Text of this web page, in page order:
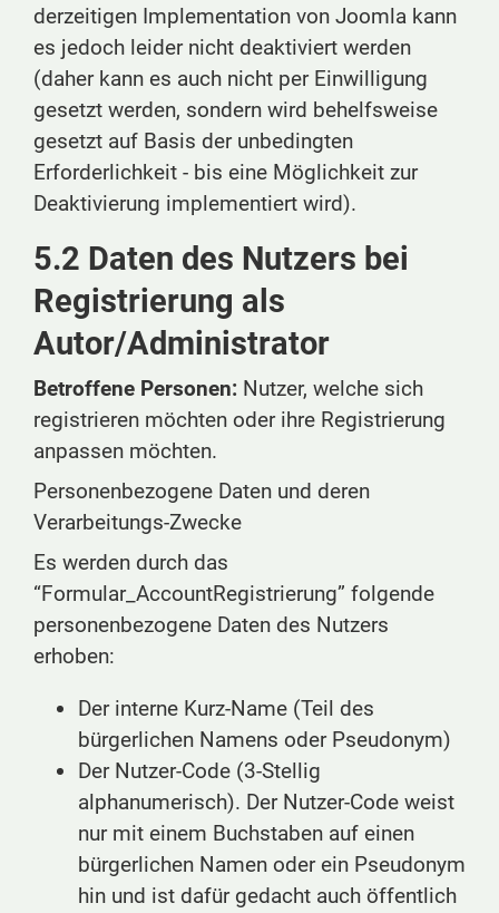
derzeitigen Implementation von Joomla kann
es jedoch leider nicht deaktiviert werden
(daher kann es auch nicht per Einwilligung
gesetzt werden, sondern wird behelfsweise
gesetzt auf Basis der unbedingten
Erforderlichkeit - bis eine Möglichkeit zur
Deaktivierung implementiert wird).
5.2 Daten des Nutzers bei
Registrierung als
Autor/Administrator
Betroffene Personen: Nutzer, welche sich
registrieren möchten oder ihre Registrierung
anpassen möchten.
Personenbezogene Daten und deren
Verarbeitungs-Zwecke
Es werden durch das
“Formular_AccountRegistrierung” folgende
personenbezogene Daten des Nutzers
erhoben:
Der interne Kurz-Name (Teil des
bürgerlichen Namens oder Pseudonym)
Der Nutzer-Code (3-Stellig
alphanumerisch). Der Nutzer-Code weist
nur mit einem Buchstaben auf einen
bürgerlichen Namen oder ein Pseudonym
hin und ist dafür gedacht auch öffentlich